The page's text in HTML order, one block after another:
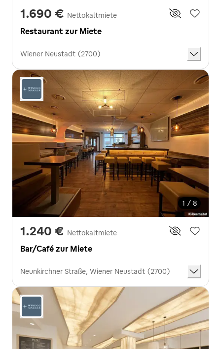
1.690 € Nettokaltmiete
Restaurant zur Miete
Wiener Neustadt (2700)
1 / 8
1.240 € Nettokaltmiete
Bar/Café zur Miete
Neunkirchner Straße, Wiener Neustadt (2700)